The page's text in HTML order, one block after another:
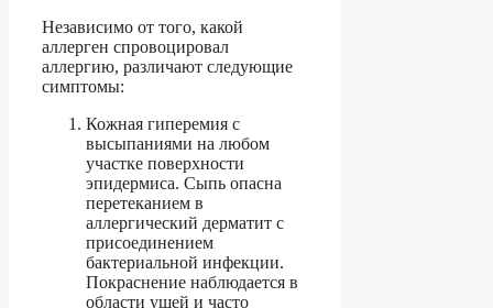
Независимо от того, какой
аллерген спровоцировал
аллергию, различают следующие
симптомы:
Кожная гиперемия с
высыпаниями на любом
участке поверхности
эпидермиса. Сыпь опасна
перетеканием в
аллергический дерматит с
присоединением
бактериальной инфекции.
Покраснение наблюдается в
области ушей и часто